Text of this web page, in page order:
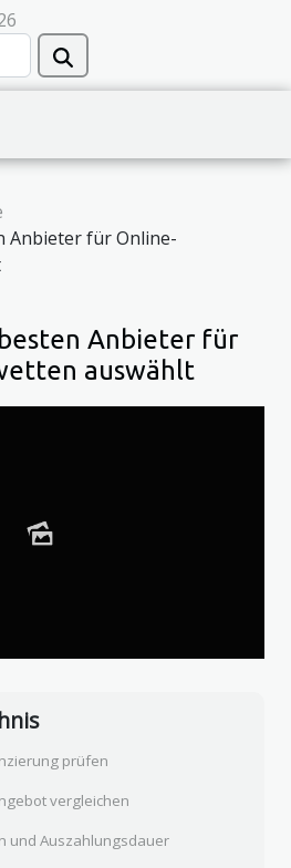
Anbieter für Online-
Anbieter für
auswählt
prüfen
vergleichen
und Auszahlungsdauer